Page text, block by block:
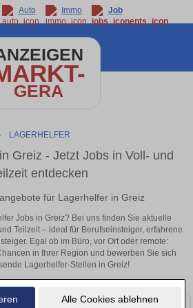
Alle Cookies ablehnen
Auto Immo Job
GERA
LAGERHELFER
Greiz - Jetzt Jobs in Voll- und
entdecken
für Lagerhelfer in Greiz
Jobs in Greiz? Bei uns finden Sie aktuelle
Teilzeit – ideal für Berufseinsteiger, erfahrene
Egal ob im Büro, vor Ort oder remote:
in Ihrer Region und bewerben Sie sich
Lagerhelfer-Stellen in Greiz!